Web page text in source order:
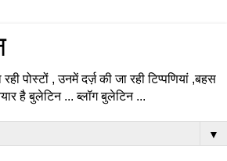
पोस्टों , उनमें दर्ज़ की जा रही टिप्पणियां ,बहस
है बुलेटिन ... ब्लॉग बुलेटिन ...
▼